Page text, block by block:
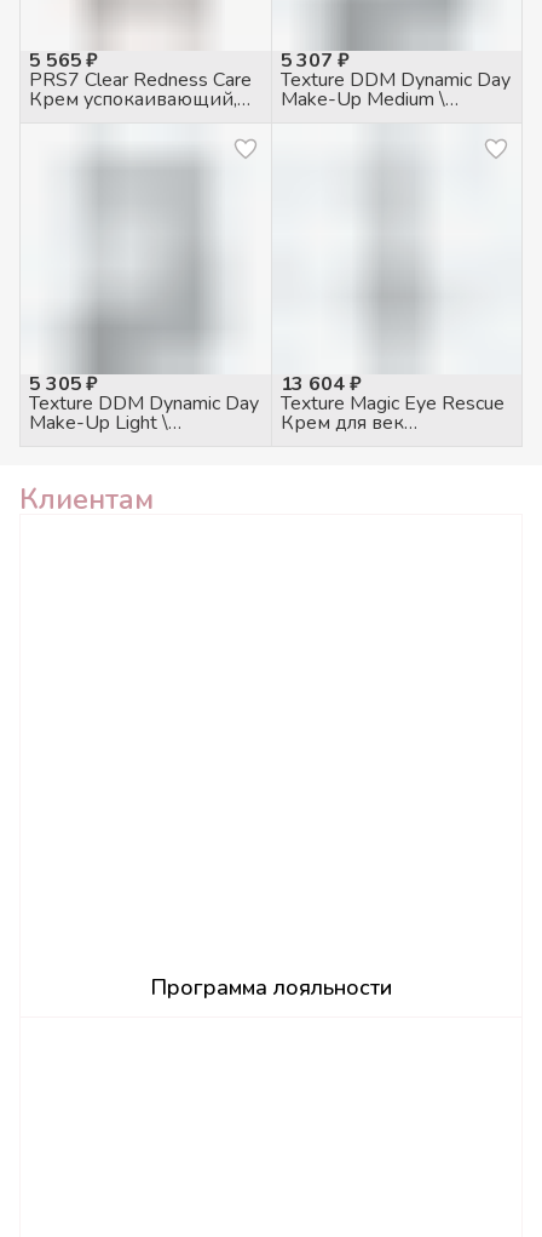
5 565 ₽
PRS7 Clear Redness Care
Крем успокаивающий,
50мл
5 307 ₽
Texture DDM Dynamic Day
Make-Up Medium \
Динамический дневной
тональный крем 30 SPF
5 305 ₽
Texture DDM Dynamic Day
Make-Up Light \
светлый, 50мл
13 604 ₽
Texture Magic Eye Rescue
Крем для век
Клиентам
Программа лояльности